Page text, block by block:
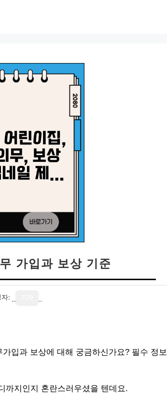
가입과 보상 기준
자:
입과 보상에 대해 궁금하신가요? 필수 정보
까지인지 혼란스러우셨을 텐데요.